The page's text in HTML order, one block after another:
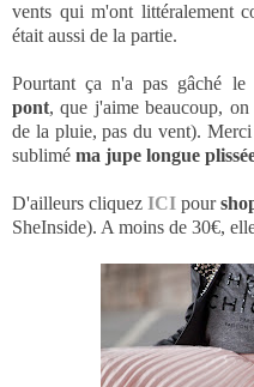
vents qui m'ont littéralement
était aussi de la partie.
Pourtant ça n'a pas gâché le
pont, que j'aime beaucoup,
de la pluie, pas du vent).
sublimé ma jupe longue
D'ailleurs cliquez ICI pour
SheInside). A moins de 30€,